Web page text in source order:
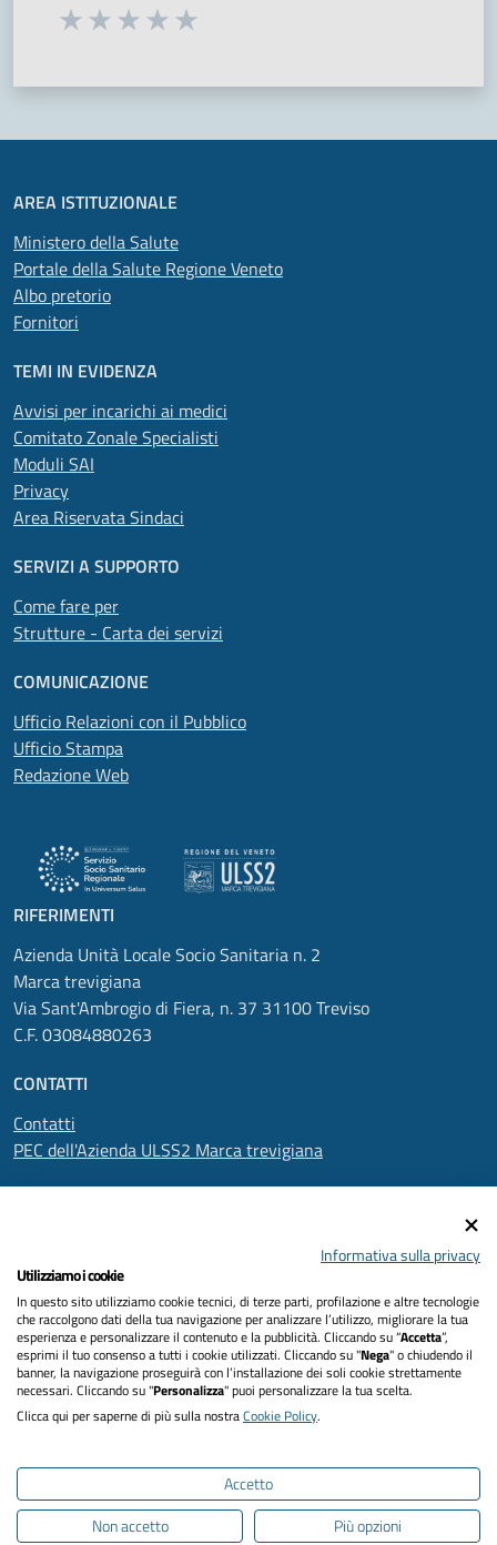
Seleziona una valutazione da 1 a 5 stelle
AREA ISTITUZIONALE
Ministero della Salute
Portale della Salute Regione Veneto
Albo pretorio
Fornitori
TEMI IN EVIDENZA
Avvisi per incarichi ai medici
Comitato Zonale Specialisti
Moduli SAI
Privacy
Area Riservata Sindaci
SERVIZI A SUPPORTO
Come fare per
Strutture - Carta dei servizi
COMUNICAZIONE
Ufficio Relazioni con il Pubblico
Ufficio Stampa
Redazione Web
RIFERIMENTI
Azienda Unità Locale Socio Sanitaria n. 2
Marca trevigiana
Via Sant'Ambrogio di Fiera, n. 37 31100 Treviso
C.F. 03084880263
CONTATTI
Contatti
PEC dell'Azienda ULSS2 Marca trevigiana
Informativa privacy
Dichiarazione di accessibilità
Note legali
Informativa sulla privacy
Utilizziamo i cookie
In questo sito utilizziamo cookie tecnici, di terze parti, profilazione e altre tecnologie
che raccolgono dati della tua navigazione per analizzare l’utilizzo, migliorare la tua
esperienza e personalizzare il contenuto e la pubblicità. Cliccando su “Accetta”,
esprimi il tuo consenso a tutti i cookie utilizzati. Cliccando su "Nega" o chiudendo il
banner, la navigazione proseguirà con l’installazione dei soli cookie strettamente
necessari. Cliccando su "Personalizza" puoi personalizzare la tua scelta.
Clicca qui per saperne di più sulla nostraCookie Policy.
Accetto
Non accetto
Più opzioni